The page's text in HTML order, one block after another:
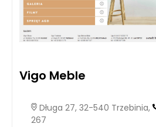
Vigo Meble
Długa 27, 32-540 Trzebinia,
267